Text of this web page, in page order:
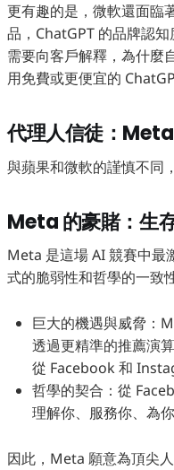
更有趣的是，微軟還面臨
品，ChatGPT 的品牌認
需要向客戶解釋，為什麼
用免費或更便宜的
代理人信徒：
與蘋果和微軟的謹慎不同
Meta 的豪賭：生
Meta 是這場 AI 競賽中
式的脆弱性和哲學的一致性
巨大的機遇與威脅：
透過更精準的推薦演
從 Facebook 和
哲學的契合：從
理解你、服務你、為
因此，Meta 願意為頂尖